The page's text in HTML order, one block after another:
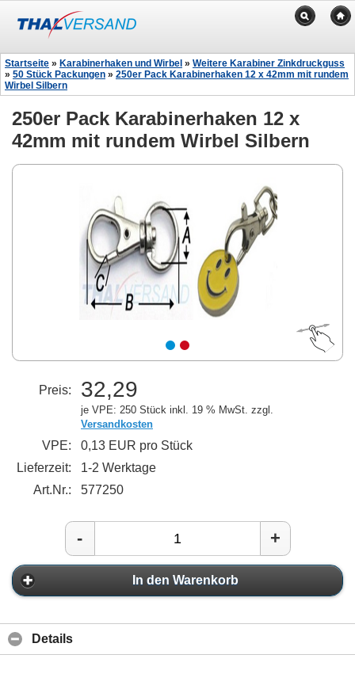
Startseite » Karabinerhaken und Wirbel » Weitere Karabiner Zinkdruckguss
» 50 Stück Packungen » 250er Pack Karabinerhaken 12 x 42mm mit rundem
Wirbel Silbern
250er Pack Karabinerhaken 12 x
42mm mit rundem Wirbel Silbern
Preis: 32,29
je VPE: 250 Stück inkl. 19 % MwSt. zzgl.
Versandkosten
VPE:
0,13 EUR pro Stück
Lieferzeit:
1-2 Werktage
Art.Nr.:
577250
- +
In den Warenkorb
Details